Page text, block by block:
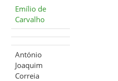
Emílio de
Carvalho
António
Joaquim
Correia